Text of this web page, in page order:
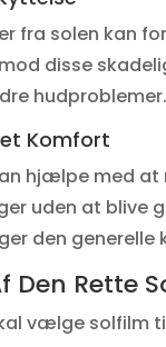
fra solen kan
disse
hudproblemer.
Komfort
hjælpe med
uden at blive
den generelle
Den Rette
vælge solfilm